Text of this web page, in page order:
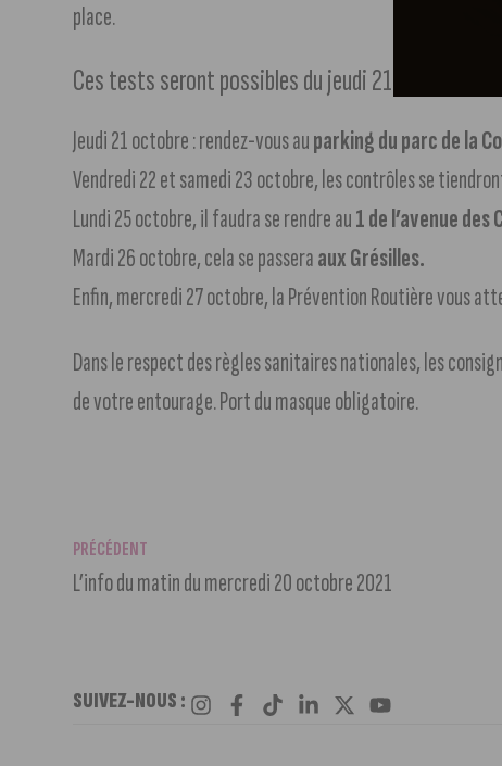
place.
Ces tests seront possibles du jeudi 21 au mercredi
Jeudi 21 octobre : rendez-vous auparking du parc de la
Vendredi 22 et samedi 23 octobre, les contrôles se
Lundi 25 octobre, il faudra se rendre au1 de l’avenue des
Mardi 26 octobre, cela se passeraaux Grésilles.
Enfin, mercredi 27 octobre, la Prévention Routière vous
Dans le respect des règles sanitaires nationales, les
de votre entourage. Port du masque obligatoire.
PRÉCÉDENT
L’info du matin du mercredi 20 octobre 2021
SUIVEZ-NOUS :